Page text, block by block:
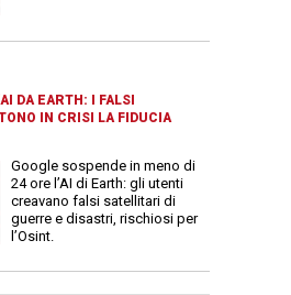
DA EARTH: I FALSI
IN CRISI LA FIDUCIA
Google sospende in meno di
24 ore l’AI di Earth: gli utenti
creavano falsi satellitari di
guerre e disastri, rischiosi per
l’Osint.